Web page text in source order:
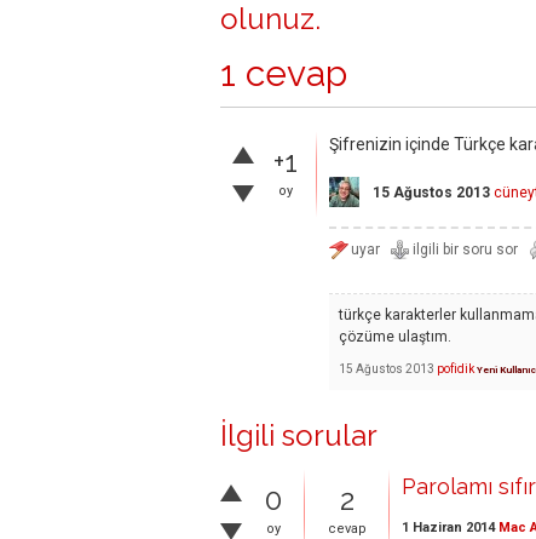
olunuz.
1 cevap
+1
oy
Şifrenizin içinde Türkçe
15 Ağustos 2013
türkçe karakterler
çözüme ulaştım.
15 Ağustos 2013 pofidik Yeni
İlgili sorular
0
oy
2
cevap
Parolamı
1 Haziran 2014 Mac